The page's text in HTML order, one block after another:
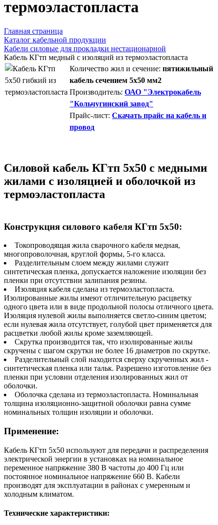
термоэластопласта
Главная страница
Каталог кабельной продукции
Кабели силовые для прокладки нестационарной
Кабель КГтп медный с изоляций из термоэластопласта
Количество жил и сечение: пятижильный
кабель сечением 5х50 мм2
Производитель: ОАО "Электрокабель
"Кольчугинский завод"
Прайс-лист: Скачать прайс на кабель и
провод
Силовой кабель КГтп 5х50 с медными
жилами с изоляцией и оболочкой из
термоэластопласта
Конструкция силового кабеля КГтп 5х50:
Токопроводящая жила сварочного кабеля медная,
многопроволочная, круглой формы, 5-го класса.
Разделительным слоем между жилами служит
синтетическая пленка, допускается наложение изоляции без
пленки при отсутствии залипания резины.
Изоляция кабеля сделана из термоэластопласта.
Изолированные жилы имеют отличительную расцветку
одного цвета или в виде продольной полосы отличного цвета.
Изоляция нулевой жилы выполняется светло-синим цветом;
если нулевая жила отсутствует, голубой цвет применяется для
расцветки любой жилы кроме заземляющей.
Скрутка производится так, что изолированные жилы
скручены с шагом скрутки не более 16 диаметров по скрутке.
Разделительный слой находится сверху скрученных жил -
синтетическая пленка или тальк. Разрешено изготовление без
пленки при условии отделения изолированных жил от
оболочки.
Оболочка сделана из термоэластопласта. Номинальная
толщина изоляционно-защитной оболочки равна сумме
номинальных толщин изоляции и оболочки.
Применение:
Кабель КГтп 5х50 используют для передачи и распределения
электрической энергии в установках на номинальное
переменное напряжение 380 В частоты до 400 Гц или
постоянное номинальное напряжение 660 В. Кабели
производят для эксплуатации в районах с умеренным и
холодным климатом.
Технические характеристики: